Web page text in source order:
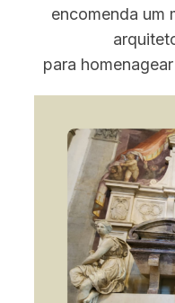
encomenda um
para homenagear